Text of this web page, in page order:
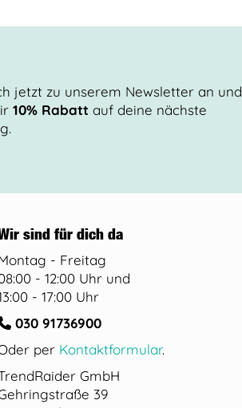
jetzt zu unserem Newsletter an und
10% Rabatt auf deine nächste
sind für dich da
- Freitag
- 12:00 Uhr und
- 17:00 Uhr
030 91736900
per Kontaktformular.
GmbH
39